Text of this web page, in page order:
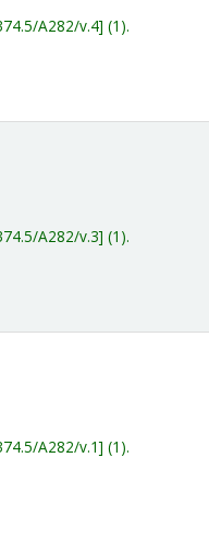
A282/v.4 (1).
A282/v.3 (1).
A282/v.1 (1).